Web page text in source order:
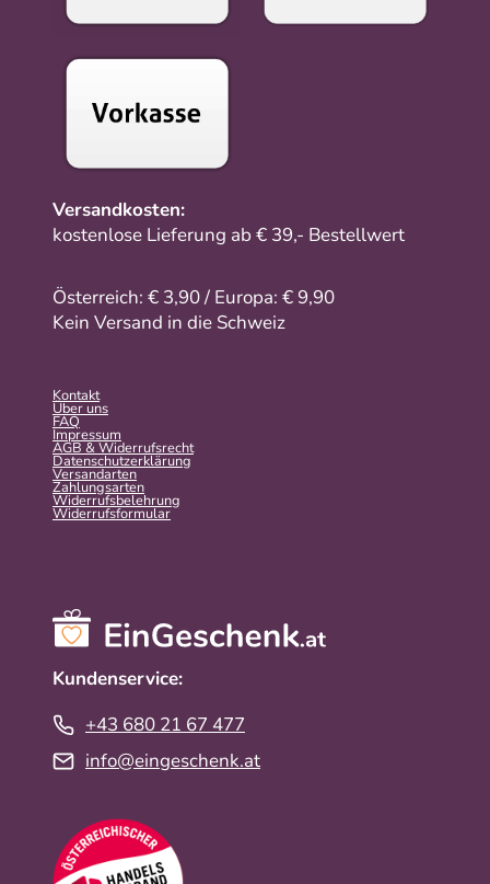
Versandkosten:
kostenlose Lieferung ab € 39,- Bestellwert
Österreich: € 3,90 / Europa: € 9,90
Kein Versand in die Schweiz
Kontakt
Über uns
FAQ
Impressum
AGB & Widerrufsrecht
Datenschutzerklärung
Versandarten
Zahlungsarten
Widerrufsbelehrung
Widerrufs­formular
Kundenservice:
+43 680 21 67 477
info@eingeschenk.at